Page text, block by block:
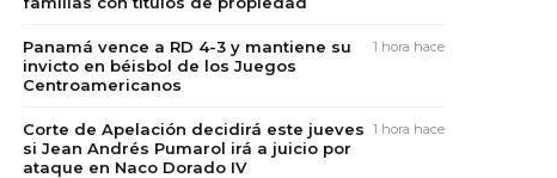
Panamá vence a RD 4-3 y mantiene su
invicto en béisbol de los Juegos
Centroamericanos
1 hora hace
Corte de Apelación decidirá este jueves
si Jean Andrés Pumarol irá a juicio por
ataque en Naco Dorado IV
1 hora hace